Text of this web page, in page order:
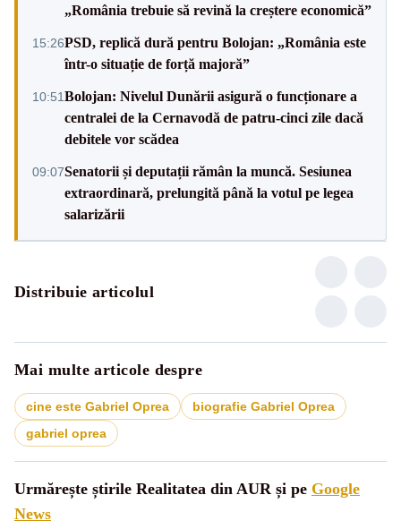
„România trebuie să revină la creștere economică”
15:26PSD, replică dură pentru Bolojan: „România este
într-o situație de forță majoră”
10:51Bolojan: Nivelul Dunării asigură o funcționare a
centralei de la Cernavodă de patru-cinci zile dacă
debitele vor scădea
09:07Senatorii și deputații rămân la muncă. Sesiunea
extraordinară, prelungită până la votul pe legea
salarizării
Distribuie articolul
Mai multe articole despre
cine este Gabriel Oprea
biografie Gabriel Oprea
gabriel oprea
Urmărește știrile Realitatea din AUR și pe Google
News